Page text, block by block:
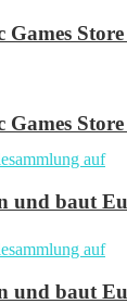
Store
und baut
Store
und baut